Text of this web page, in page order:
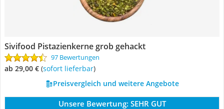
Sivifood Pistazienkerne grob gehackt
97 Bewertungen
ab 29,00 € ( Sofort lieferbar)
Preisvergleich und weitere Angebote
Unsere Bewertung: SEHR GUT